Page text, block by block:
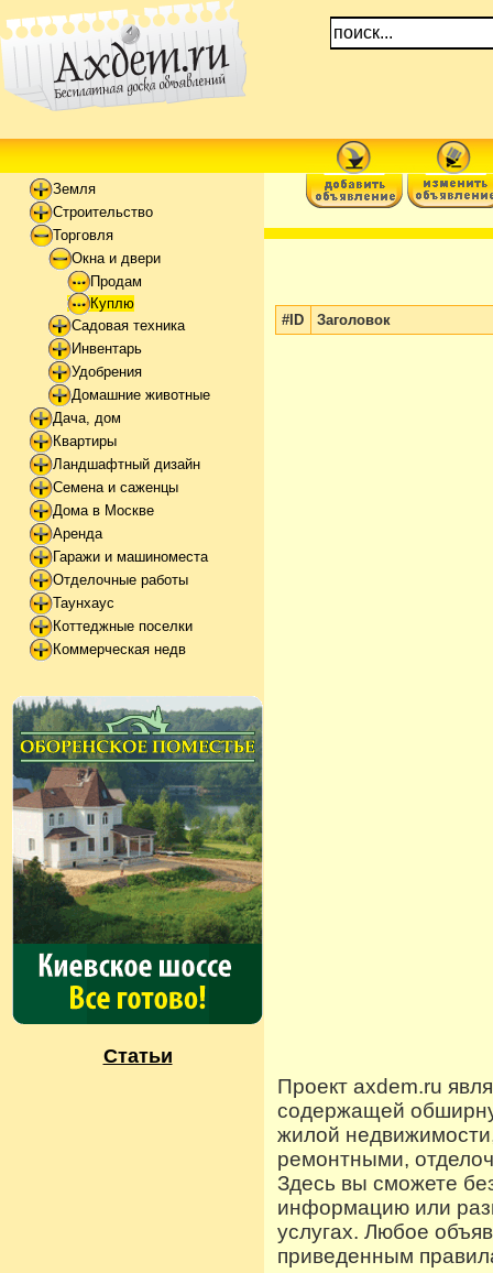
Земля
Строительство
Торговля
Окна и двери
Продам
Куплю
Садовая техника
Инвентарь
Удобрения
Домашние животные
Дача, дом
Квартиры
Ландшафтный дизайн
Семена и саженцы
Дома в Москве
Аренда
Гаражи и машиноместа
Отделочные работы
Таунхаус
Коттеджные поселки
Коммерческая недв
Статьи
#ID Заголовок
Проект axdem.ru
содержащей
жилой
ремонтными,
Здесь вы сможете
информацию или
услугах. Любое
приведенным